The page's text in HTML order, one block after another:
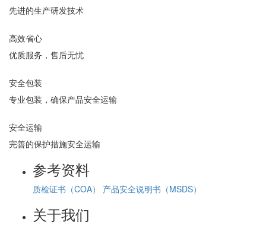
先进的生产研发技术
高效省心
优质服务，售后无忧
安全包装
专业包装，确保产品安全运输
安全运输
完善的保护措施安全运输
参考资料
质检证书（COA） 产品安全说明书（MSDS）
关于我们